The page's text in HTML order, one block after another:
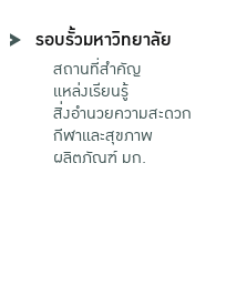
รอบรั้วมหาวิทยาลัย
สถานที่สำคัญ
แหล่งเรียนรู้
สิ่งอำนวยความสะดวก
กีฬาและสุขภาพ
ผลิตภัณฑ์ มก.